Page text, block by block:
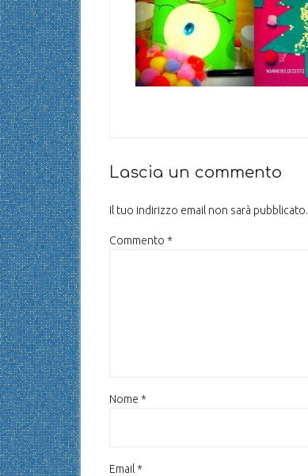
Lascia un commento
Il tuo indirizzo email non sarà pubblicato.
Commento *
Nome *
Email *